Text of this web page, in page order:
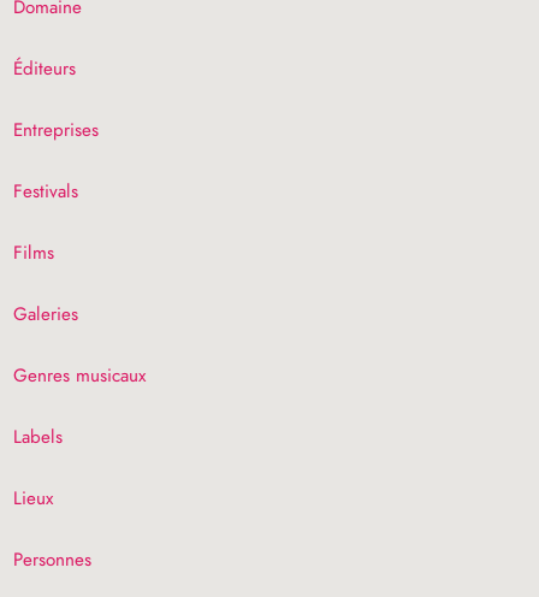
Domaine
Éditeurs
Entreprises
Festivals
Films
Galeries
Genres musicaux
Labels
Lieux
Personnes